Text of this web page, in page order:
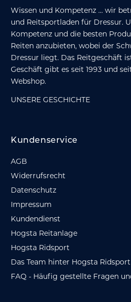
Wissen und Kompetenz ... wir
und Reitsportladen für Dressur.
Kompetenz und die besten
Reiten anzubieten, wobei der
Dressur liegt. Das Reitgeschäft
Geschäft gibt es seit 1993 und
Webshop.
UNSERE GESCHICHTE
Kundenservice
AGB
Widerrufsrecht
Datenschutz
Impressum
Kundendienst
Hogsta Reitanlage
Hogsta Ridsport
Das Team hinter Hogsta Ridsport
FAQ - Häufig gestellte Fragen